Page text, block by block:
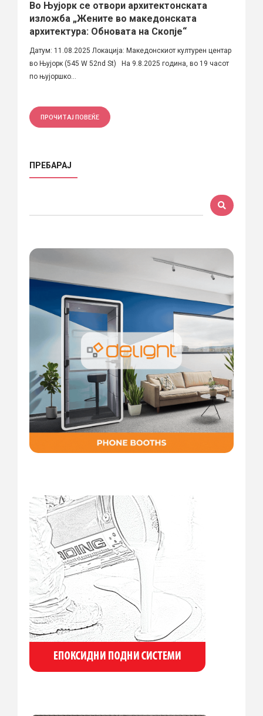
Во Њујорк се отвори архитектонската
изложба „Жените во македонската
архитектура: Обновата на Скопје“
Датум: 11.08.2025 Локација: Македонскиот културен центар
во Њујорк (545 W 52nd St) На 9.8.2025 година, во 19 часот
по њујоршко...
ПРОЧИТАЈ ПОВЕЌЕ
ПРЕБАРАЈ